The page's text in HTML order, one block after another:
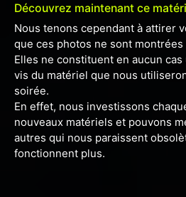
Découvrez maintenant ce
Nous tenons cependant à attirer
que ces photos ne sont
Elles ne constituent en aucun
vis du matériel que nous
soirée.
En effet, nous investissons
nouveaux matériels et pouvons
autres qui nous paraissent
fonctionnent plus.